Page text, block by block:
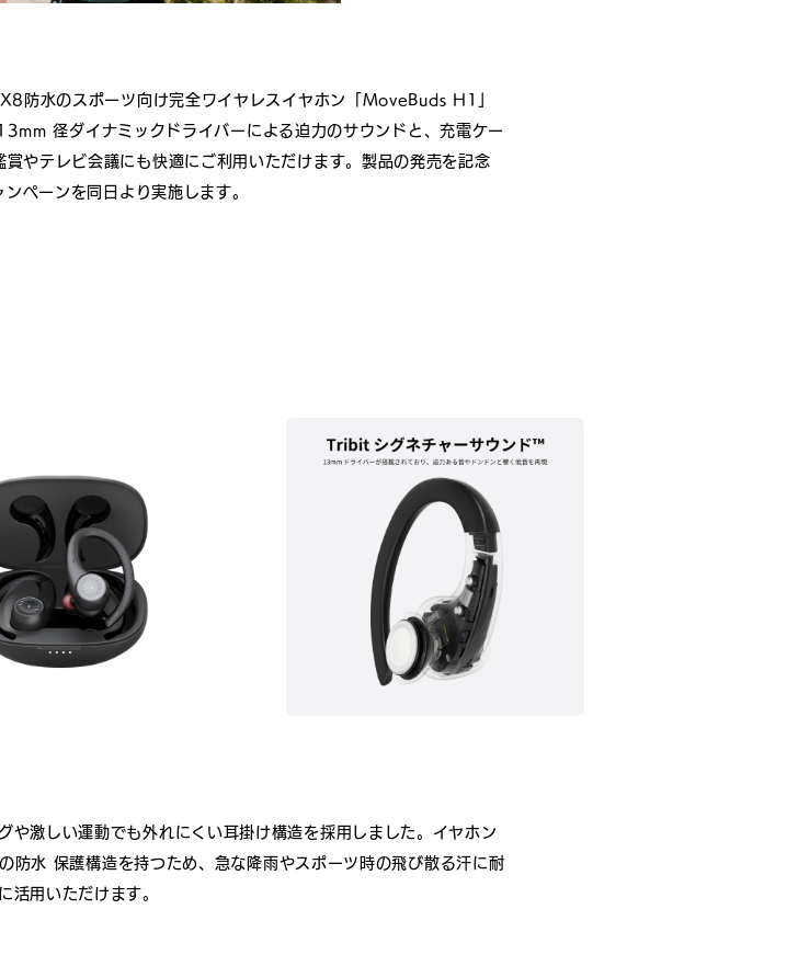
防水のスポーツ向け完全ワイヤレスイヤホン「MoveBuds H1」
径ダイナミックドライバーによる迫力のサウンドと、充電ケー
やテレビ会議にも快適にご利用いただけます。製品の発売を記念
ペーンを同日より実施します。
や激しい運動でも外れにくい耳掛け構造を採用しました。イヤホン
水 保護構造を持つため、急な降雨やスポーツ時の飛び散る汗に耐
活用いただけます。